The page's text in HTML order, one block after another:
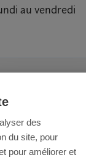
au vendredi
des
du site, pour
pour améliorer et